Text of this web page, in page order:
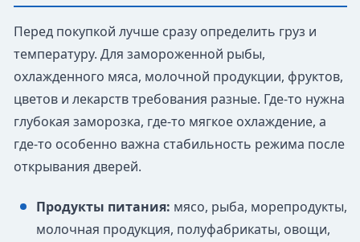
Перед покупкой лучше сразу определить груз и
температуру. Для замороженной рыбы,
охлажденного мяса, молочной продукции, фруктов,
цветов и лекарств требования разные. Где-то нужна
глубокая заморозка, где-то мягкое охлаждение, а
где-то особенно важна стабильность режима после
открывания дверей.
Продукты питания: мясо, рыба, морепродукты,
молочная продукция, полуфабрикаты, овощи,